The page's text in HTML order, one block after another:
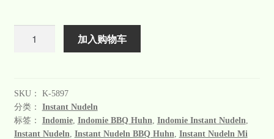
加入购物车
SKU： K-5897
分类： Instant Nudeln
标签： Indomie, Indomie BBQ Huhn Indomie Instant Nudeln
Instant Nudeln Instant Nudeln BBQ Huhn Instant Nudeln Mi